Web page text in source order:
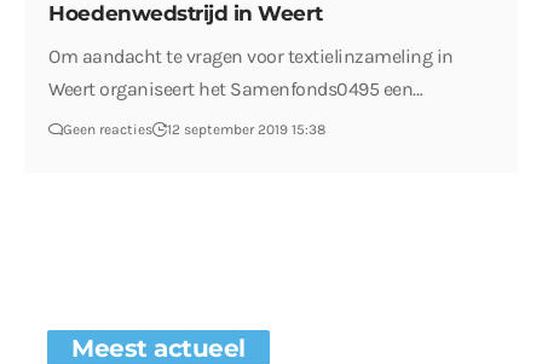
Hoedenwedstrijd in Weert
Om aandacht te vragen voor textielinzameling in
Weert organiseert het Samenfonds0495 een…
Geen reacties 12 september 2019 15:38
Meest actueel